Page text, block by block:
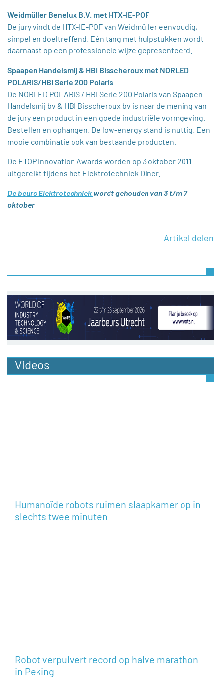
Weidmüller Benelux B.V. met HTX-IE-POF
De jury vindt de HTX-IE-POF van Weidmüller eenvoudig,
simpel en doeltreffend. Eén tang met hulpstukken wordt
daarnaast op een professionele wijze gepresenteerd.
Spaapen Handelsmij & HBI Bisscheroux met NORLED
POLARIS/HBI Serie 200 Polaris
De NORLED POLARIS / HBI Serie 200 Polaris van Spaapen
Handelsmij bv & HBI Bisscheroux bv is naar de mening van
de jury een product in een goede industriële vormgeving.
Bestellen en ophangen. De low-energy stand is nuttig. Een
mooie combinatie ook van bestaande producten.
De ETOP Innovation Awards worden op 3 oktober 2011
uitgereikt tijdens het Elektrotechniek Diner.
De beurs Elektrotechniek wordt gehouden van 3 t/m 7
oktober
Artikel delen
Videos
Humanoïde robots ruimen slaapkamer op in
slechts twee minuten
Robot verpulvert record op halve marathon
in Peking